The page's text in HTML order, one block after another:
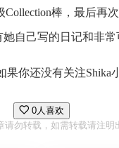
棒，最后再
自己写的日记和非常
你还没有关注Shika
0人喜欢
请勿转载，如需转载请注明